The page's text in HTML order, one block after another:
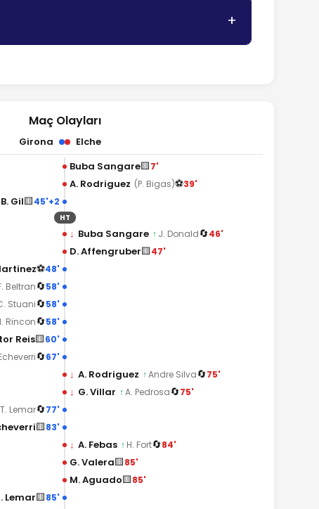
Maç Olayları
Girona
Elche
Buba Sangare🟨7'
A. Rodriguez (P. Bigas)⚽39'
45'+2
🟨
B. Gil
HT
↓ Buba Sangare ↑ J. Donald🔄46'
D. Affengruber🟨47'
48'
⚽
58'
🔄
Beltran
58'
🔄
Stuani
58'
🔄
Rincon
60'
🟨
Reis
67'
🔄
↓ A. Rodriguez ↑Andre Silva🔄75'
↓ G. Villar ↑A. Pedrosa🔄75'
77'
🔄
T. Lemar
83'
🟨
↓ A. Febas ↑ H. Fort🔄84'
G. Valera🟨85'
M. Aguado🟨85'
85'
🟨
Lemar